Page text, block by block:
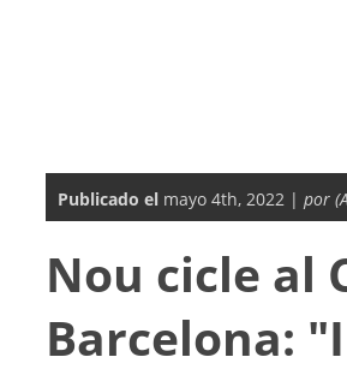
Publicado el mayo 4th, 2022 | por
Nou cicle al
Barcelona: